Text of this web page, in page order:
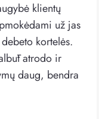
klientų
už jas
kortelės.
atrodo ir
daug, bendra